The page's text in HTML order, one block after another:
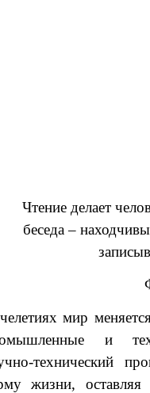
Чтение делает
беседа –
мир
и
технический
жизни, оставляя